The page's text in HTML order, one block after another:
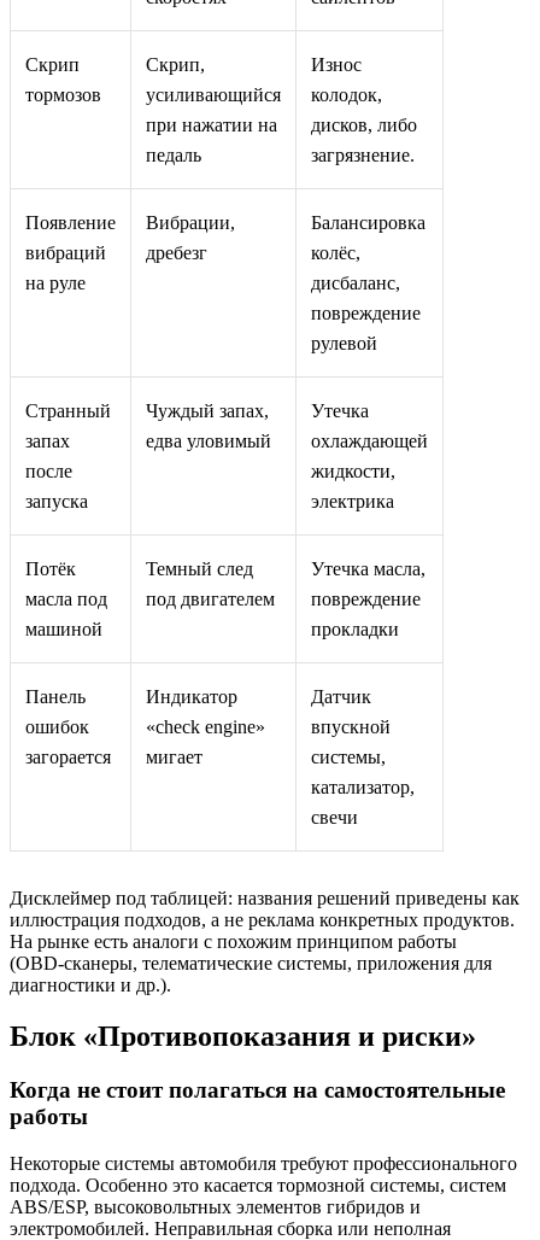
Скрип
тормозов
Скрип,
усиливающийся
при нажатии на
педаль
Износ
колодок,
дисков, либо
загрязнение.
Появление
вибраций
на руле
Вибрации,
дребезг
Балансировка
колёс,
дисбаланс,
повреждение
рулевой
Странный
запах
после
запуска
Чуждый запах,
едва уловимый
Утечка
охлаждающей
жидкости,
электрика
Потёк
масла под
машиной
Темный след
под двигателем
Утечка масла,
повреждение
прокладки
Панель
ошибок
загорается
Индикатор
«check engine»
мигает
Датчик
впускной
системы,
катализатор,
свечи
Дисклеймер под таблицей: названия решений приведены как
иллюстрация подходов, а не реклама конкретных продуктов.
На рынке есть аналоги с похожим принципом работы
(OBD‑сканеры, телематические системы, приложения для
диагностики и др.).
Блок «Противопоказания и риски»
Когда не стоит полагаться на самостоятельные
работы
Некоторые системы автомобиля требуют профессионального
подхода. Особенно это касается тормозной системы, систем
ABS/ESP, высоковольтных элементов гибридов и
электромобилей. Неправильная сборка или неполная